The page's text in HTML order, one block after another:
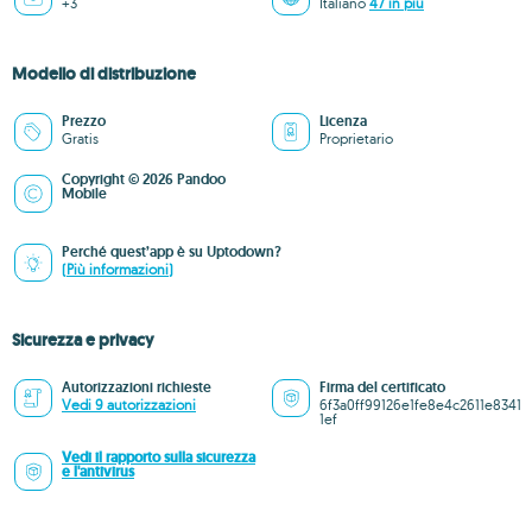
Modello di distribuzione
Prezzo
Gratis
Licenza
Proprietario
Copyright © 2026 Pandoo
Mobile
Perché quest’app è su Uptodown?
(Più informazioni)
Sicurezza e privacy
Autorizzazioni richieste
Vedi 9 autorizzazioni
Firma del certificato
6f3a0ff99126e1fe8e4c2611e8341
1ef
Vedi il rapporto sulla sicurezza
e l'antivirus